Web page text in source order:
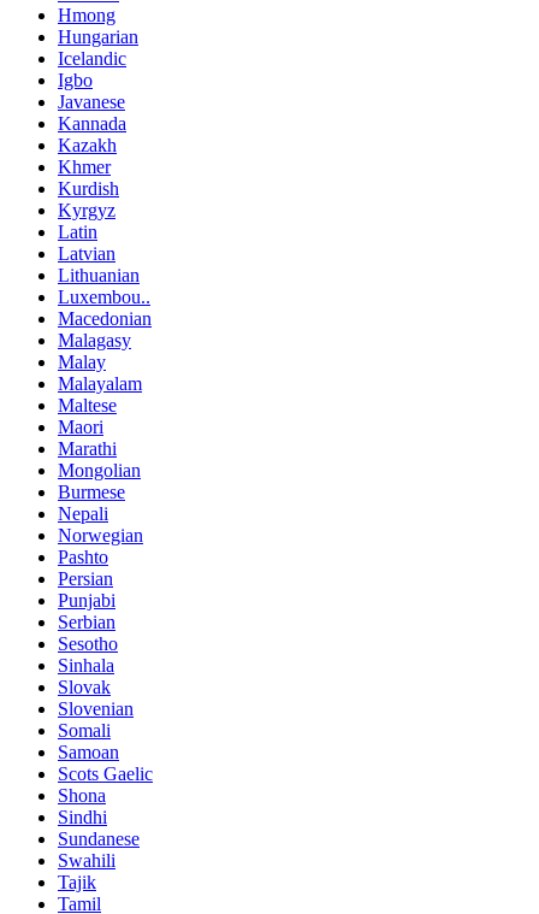
Hmong
Hungarian
Icelandic
Igbo
Javanese
Kannada
Kazakh
Khmer
Kurdish
Kyrgyz
Latin
Latvian
Lithuanian
Luxembou..
Macedonian
Malagasy
Malay
Malayalam
Maltese
Maori
Marathi
Mongolian
Burmese
Nepali
Norwegian
Pashto
Persian
Punjabi
Serbian
Sesotho
Sinhala
Slovak
Slovenian
Somali
Samoan
Scots Gaelic
Shona
Sindhi
Sundanese
Swahili
Tajik
Tamil